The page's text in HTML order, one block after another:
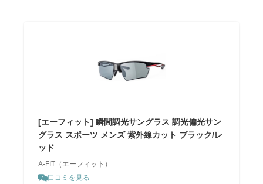
[エーフィット] 瞬間調光サングラス 調光偏光サン
グラス スポーツ メンズ 紫外線カット ブラック/レ
ッド
A-FIT（エーフィット）
口コミを見る